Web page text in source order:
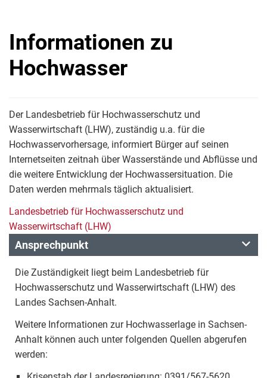
Informationen zu
Hochwasser
Der Landesbetrieb für Hochwasserschutz und
Wasserwirtschaft (LHW), zuständig u.a. für die
Hochwasservorhersage, informiert Bürger auf seinen
Internetseiten zeitnah über Wasserstände und Abflüsse und
die weitere Entwicklung der Hochwassersituation. Die
Daten werden mehrmals täglich aktualisiert.
Landesbetrieb für Hochwasserschutz und
Wasserwirtschaft (LHW)
Ansprechpunkt
Die Zuständigkeit liegt beim Landesbetrieb für
Hochwasserschutz und Wasserwirtschaft (LHW) des
Landes Sachsen-Anhalt.
Weitere Informationen zur Hochwasserlage in Sachsen-
Anhalt können auch unter folgenden Quellen abgerufen
werden: